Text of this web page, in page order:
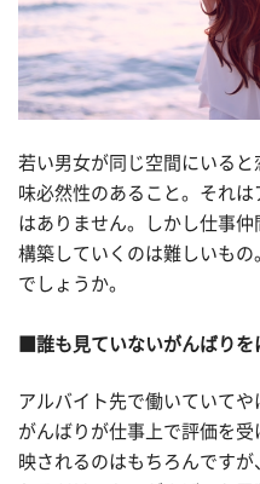
若い男女が同じ空間にいる
味必然性のあること。それ
はありません。しかし仕事
構築していくのは難しいも
でしょうか。
誰も見ていないがんばりを
アルバイト先で働いていて
がんばりが仕事上で評価を
映されるのはもちろんです